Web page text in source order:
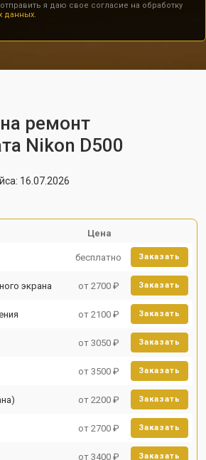
я даю свое согласие на обработку
данных.
ремонт
Nikon D500
16.07.2026
Цена
бесплатно Заказать
экрана от 2700 ₽ Заказать
от 2100 ₽ Заказать
от 3050 ₽ Заказать
от 3500 ₽ Заказать
от 2200 ₽ Заказать
от 2700 ₽ Заказать
от 3400 ₽ Заказать